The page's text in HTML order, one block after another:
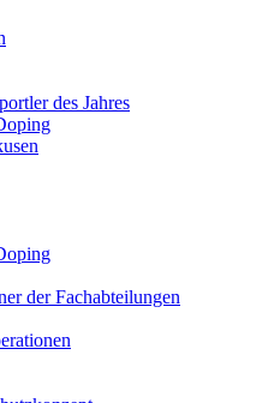
des Jahres
der Fachabteilungen